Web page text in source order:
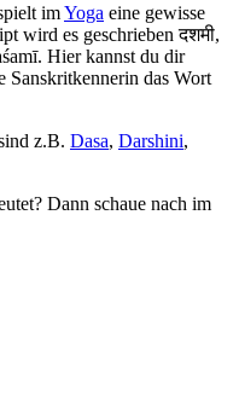
imYoga eine gewisse
wird es geschrieben दशमी,
Hier kannst du dir
Sanskritkennerin das Wort
z.B. Dasa, Darshini,
Dann schaue nach im